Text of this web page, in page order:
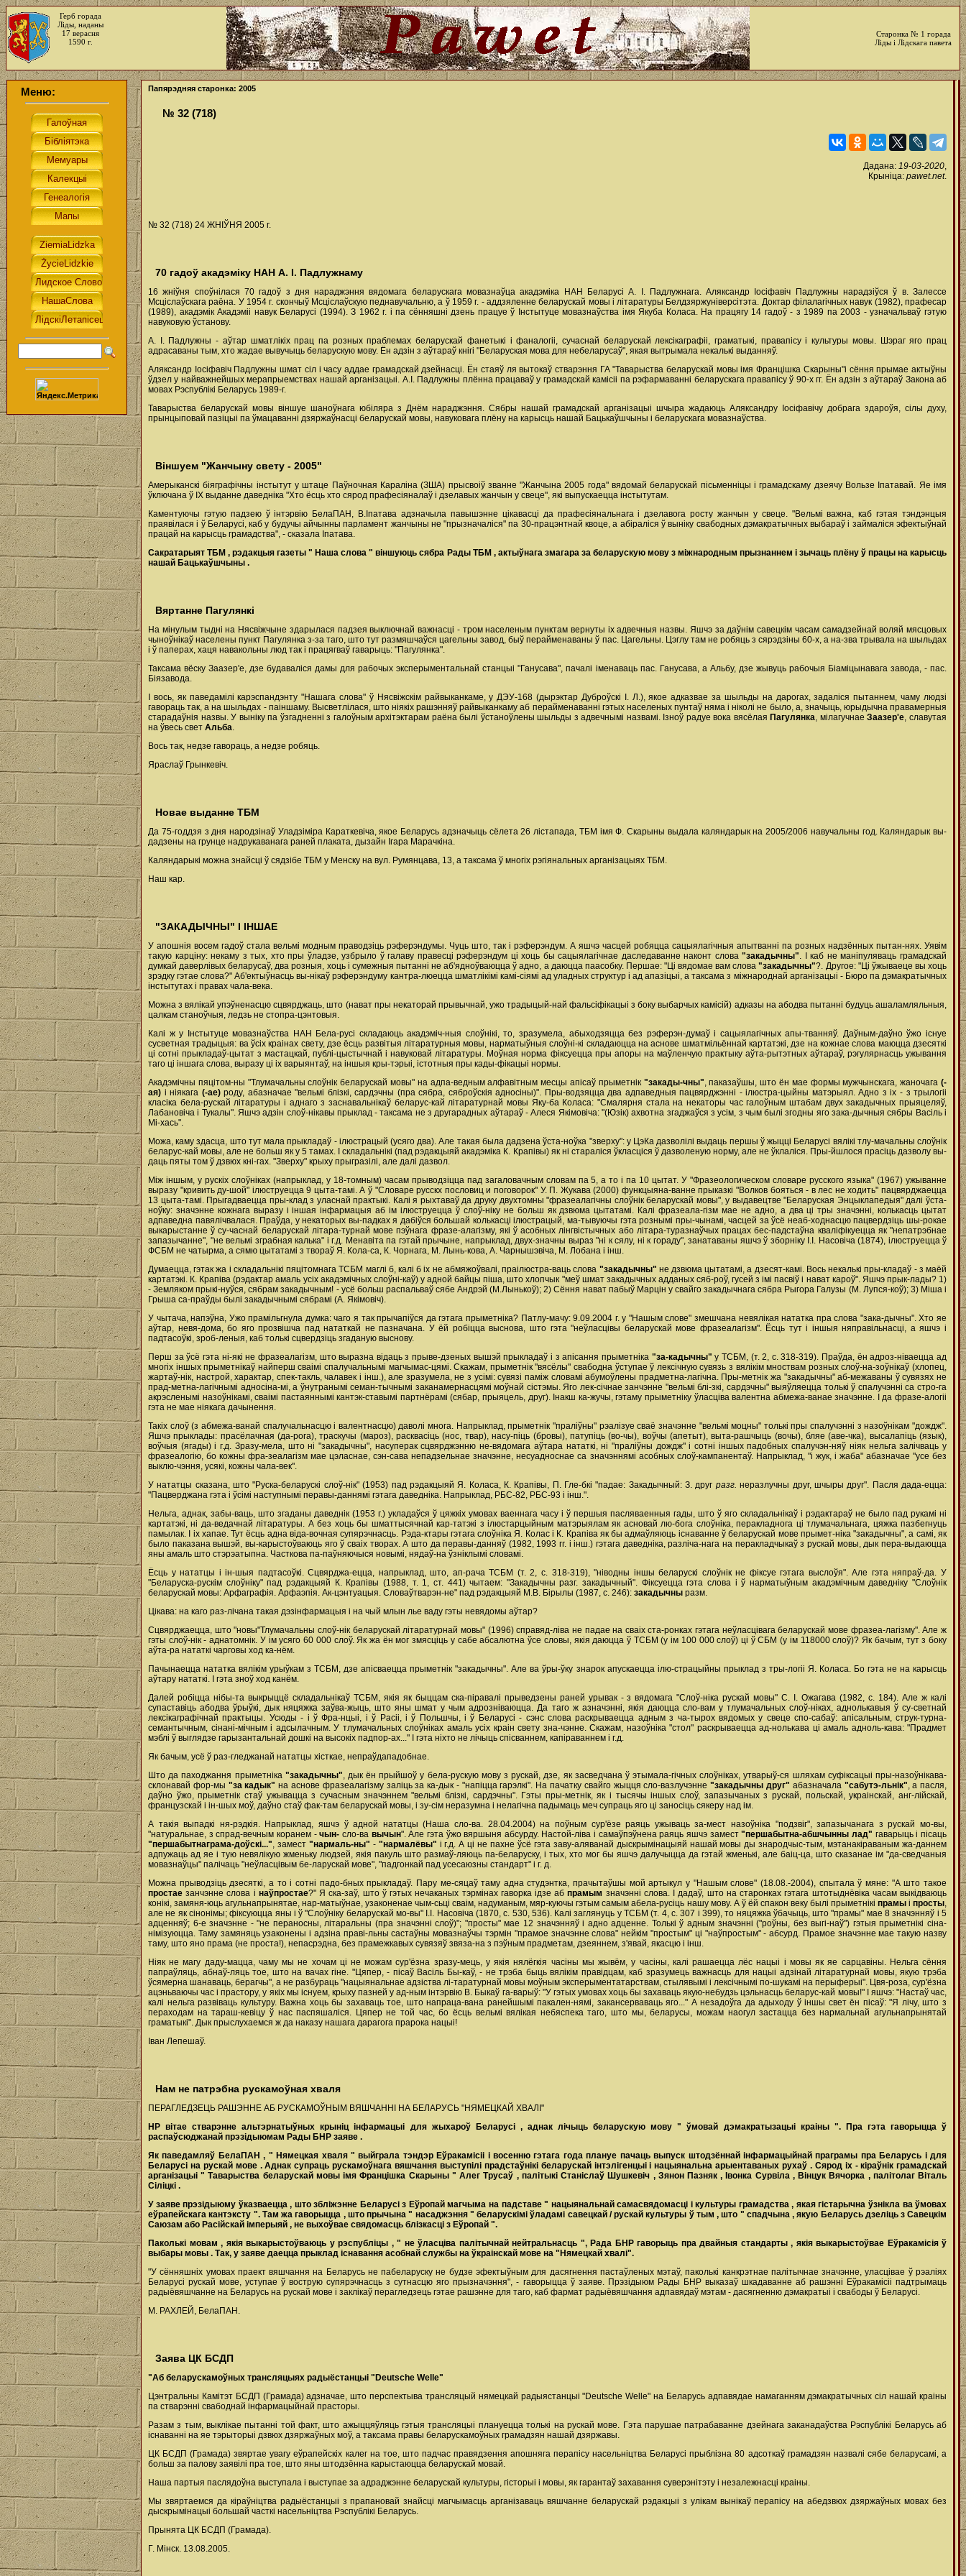
Герб горада
Ліды, наданы
17 верасня
1590 г.
Старонка № 1 горада
Ліды і Лідскага павета
Меню: Папярэдняя старонка: 2005
№ 32 (718)
Дадана: 19-03-2020,
Крыніца: pawet.net.
№ 32 (718) 24 ЖНІЎНЯ 2005 г.
70 гадоў акадэміку НАН А. І. Падлужнаму
16 жніўня споўнілася 70 гадоў з дня нараджэння вядомага беларускага мовазнаўца акадэміка НАН Беларусі А. І. Падлужнага. Аляксандр Іосіфавіч Падлужны нарадзіўся ў в. Залессе
Мсціслаўскага раёна. У 1954 г. скончыў Мсціслаўскую педнавучальню, а ў 1959 г. - аддзяленне беларускай мовы і літаратуры Белдзяржуніверсітэта. Доктар філалагічных навук (1982), прафесар
(1989), акадэмік Акадэміі навук Беларусі (1994). З 1962 г. і па сённяшні дзень працуе ў Інстытуце мовазнаўства імя Якуба Коласа. На працягу 14 гадоў - з 1989 па 2003 - узначальваў гэтую
навуковую ўстанову.
А. І. Падлужны - аўтар шматлікіх прац па розных праблемах беларускай фанетыкі і фаналогіі, сучаснай беларускай лексікаграфіі, граматыкі, правапісу і культуры мовы. Шэраг яго прац
адрасаваны тым, хто жадае вывучыць беларускую мову. Ён адзін з аўтараў кнігі "Беларуская мова для небеларусаў", якая вытрымала некалькі выданняў.
Аляксандр Іосіфавіч Падлужны шмат сіл і часу аддае грамадскай дзейнасці. Ён стаяў ля вытокаў стварэння ГА "Таварыства беларускай мовы імя Францішка Скарыны"і сёння прымае актыўны
ўдзел у найважнейшых мерапрыемствах нашай арганізацыі. А.І. Падлужны плённа працаваў у грамадскай камісіі па рэфармаванні беларускага правапісу ў 90-х гг. Ён адзін з аўтараў Закона аб
мовах Рэспублікі Беларусь 1989-г.
Таварыства беларускай мовы віншуе шаноўнага юбіляра з Днём нараджэння. Сябры нашай грамадскай арганізацыі шчыра жадаюць Аляксандру Іосіфавічу добрага здароўя, сілы духу,
прынцыповай пазіцыі па ўмацаванні дзяржаўнасці беларускай мовы, навуковага плёну на карысць нашай Бацькаўшчыны і беларускага мовазнаўства.
Віншуем "Жанчыну свету - 2005"
Амерыканскі біяграфічны інстытут у штаце Паўночная Караліна (ЗША) прысвоіў званне "Жанчына 2005 года" вядомай беларускай пісьменніцы і грамадскаму дзеячу Вользе Іпатавай. Яе імя
ўключана ў IX выданне даведніка "Хто ёсць хто сярод прафесіяналаў і дзелавых жанчын у свеце", які выпускаецца інстытутам.
Каментуючы гэтую падзею ў інтэрвію БелаПАН, В.Іпатава адзначыла павышэнне цікавасці да прафесіянальнага і дзелавога росту жанчын у свеце. "Вельмі важна, каб гэтая тэндэнцыя
праявілася і ў Беларусі, каб у будучы айчынны парламент жанчыны не "прызначаліся" па 30-працэнтнай квоце, а абіраліся ў выніку свабодных дэмакратычных выбараў і займаліся эфектыўнай
працай на карысць грамадства", - сказала Іпатава.
СакратарыятТБМ ,рэдакцыягазеты" Нашаслова "віншуюцьсябра Рады ТБМ , актыўнага змагара за беларускую мову з міжнародным прызнаннемізычацьплёнуўпрацынакарысць
нашай Бацькаўшчыны .
Вяртанне Пагулянкі
На мінулым тыдні на Нясвіжчыне здарылася падзея выключнай важнасці - тром населеным пунктам вернуты іх адвечныя назвы. Яшчэ за даўнім савецкім часам самадзейнай воляй мясцовых
чыноўнікаў населены пункт Пагулянка з-за таго, што тут размяшчаўся цагельны завод, быў перайменаваны ў пас. Цагельны. Цэглу там не робяць з сярэдзіны 60-х, а на-зва трывала на шыльдах
і ў паперах, хаця навакольны люд так і працягваў гаварыць: "Пагулянка".
Таксама вёску Заазер'е, дзе будаваліся дамы для рабочых эксперыментальнай станцыі "Ганусава", пачалі іменаваць пас. Ганусава, а Альбу, дзе жывуць рабочыя Біаміцынавага завода, - пас.
Біязавода.
І вось, як паведамілі карэспандэнту "Нашага слова" ў Нясвіжскім райвыканкаме, у ДЭУ-168 (дырэктар Дуброўскі І. Л.), якое адказвае за шыльды на дарогах, задаліся пытаннем, чаму людзі
гавораць так, а на шыльдах - паіншаму. Высветлілася, што ніякіх рашэнняў райвыканкаму аб перайменаванні гэтых населеных пунтаў няма і ніколі не было, а, значыць, юрыдычна правамерныя
старадаўнія назвы. У выніку па ўзгадненні з галоўным архітэктарам раёна былі ўстаноўлены шыльды з адвечнымі назвамі. Ізноў радуе вока вясёлая Пагулянка, мілагучнаеЗаазер'е, славутая
на ўвесь свет Альба.
Вось так, недзе гавораць, а недзе робяць.
Яраслаў Грынкевіч.
Новае выданне ТБМ
Да 75-годдзя з дня народзінаў Уладзіміра Караткевіча, якое Беларусь адзначыць сёлета 26 лістапада, ТБМ імя Ф. Скарыны выдала каляндарык на 2005/2006 навучальны год. Каляндарык вы-
дадзены на грунце надрукаванага раней плаката, дызайн Ігара Марачкіна.
Каляндарыкі можна знайсці ў сядзібе ТБМ у Менску на вул. Румянцава, 13, а таксама ў многіх рэгіянальных арганізацыях ТБМ.
Наш кар.
"ЗАКАДЫЧНЫ" І ІНШАЕ
У апошнія восем гадоў стала вельмі модным праводзіць рэферэндумы. Чуць што, так і рэферэндум. А яшчэ часцей робяцца сацыялагічныя апытванні па розных надзённых пытан-нях. Уявім
такую карціну: некаму з тых, хто пры ўладзе, узбрыло ў галаву правесці рэферэндум ці хоць бы сацыялагічнае даследаванне наконт слова"закадычны". І каб не маніпуляваць грамадскай
думкай даверлівых беларусаў, два розныя, хоць і сумежныя пытанні не аб'ядноўваюцца ў адно, а даюцца паасобку. Першае: "Ці вядомае вам слова"закадычны"?. Другое: "Ці ўжываеце вы хоць
зрэдку гэтае слова?" Аб'ектыўнасць вы-нікаў рэферэндуму кантра-люецца шматлікімі камі-сіямі ад уладных структур і ад апазіцыі, а таксама з міжнароднай арганізацыі - Бюро па дэмакратычных
інстытутах і правах чала-века.
Можна з вялікай упэўненасцю сцвярджаць, што (нават пры некаторай прывычнай, ужо традыцый-най фальсіфікацыі з боку выбарчых камісій) адказы на абодва пытанні будуць ашаламляльныя,
цалкам станоўчыя, ледзь не стопра-цэнтовыя.
Калі ж у Інстытуце мовазнаўства НАН Бела-русі складаюць акадэміч-ныя слоўнікі, то, зразумела, абыходзяцца без рэферэн-думаў і сацыялагічных апы-тванняў. Даўным-даўно ўжо існуе
сусветная традыцыя: ва ўсіх краінах свету, дзе ёсць развітыя літаратурныя мовы, нарматыўныя слоўні-кі складаюцца на аснове шматмільённай картатэкі, дзе на кожнае слова маюцца дзесяткі
ці сотні прыкладаў-цытат з мастацкай, публі-цыстычнай і навуковай літаратуры. Моўная норма фіксуецца пры апоры на маўленчую практыку аўта-рытэтных аўтараў, рэгулярнасць ужывання
таго ці іншага слова, выразу ці іх варыянтаў, на іншыя кры-тэрыі, істотныя пры кады-фікацыі нормы.
Акадэмічны пяцітом-ны "Тлумачальны слоўнік беларускай мовы" на адпа-ведным алфавітным месцы апісаў прыметнік "закады-чны", паказаўшы, што ён мае формы мужчынскага, жаночага(-
ая) і ніякага (-ае)роду, абазначае "вельмі блізкі, сардэчны (пра сябра, сяброўскія адносіны)". Пры-водзяцца два адпаведныя пацвярджэнні - ілюстра-цыйны матэрыял. Адно з іх - з трылогіі
класіка бела-рускай літаратуры і аднаго з заснавальнікаў беларус-кай літаратурнай мовы Яку-ба Коласа: "Смалярня стала на некаторы час галоўным штабам двух закадычных прыяцеляў,
Лабановіча і Тукалы". Яшчэ адзін слоў-нікавы прыклад - таксама не з другарадных аўтараў - Алеся Якімовіча: "(Юзік) ахвотна згаджаўся з усім, з чым былі згодны яго зака-дычныя сябры Васіль і
Мі-хась".
Можа, каму здасца, што тут мала прыкладаў - ілюстрацый (усяго два). Але такая была дадзена ўста-ноўка "зверху": у ЦэКа дазволілі выдаць першы ў жыцці Беларусі вялікі тлу-мачальны слоўнік
беларус-кай мовы, але не больш як у 5 тамах. І складальнікі (пад рэдакцыяй акадэміка К. Крапівы) як ні стараліся ўкласціся ў дазволеную норму, але не ўклаліся. Пры-йшлося прасіць дазволу вы-
даць пяты том ў дзвюх кні-гах. "Зверху" крыху прыгразілі, але далі дазвол.
Між іншым, у рускіх слоўніках (напрыклад, у 18-томным) часам прыводзіцца пад загаловачным словам па 5, а то і па 10 цытат. У "Фразеологическом словаре русского языка" (1967) ужыванне
выразу "кривить ду-шой" ілюструецца 9 цыта-тамі. А ў "Словаре русскх пословиц и поговорок" У. П. Жукава (2000) функцыяна-ванне прыказкі "Волков бояться - в лес не ходить" пацвярджаецца
13 цыта-тамі. Прыгадваецца пры-клад з уласнай практыкі. Калі я рыхтаваў да друку двухтомны "фразеалагічны слоўнік беларускай мовы", у выдавецтве "Беларуская Энцыклапедыя" далі ўста-
ноўку: значэнне кожнага выразу і іншая інфармацыя аб ім ілюструецца ў слоў-ніку не больш як дзвюма цытатамі. Калі фразеала-гізм мае не адно, а два ці тры значэнні, колькасць цытат
адпаведна павялічвалася. Праўда, у некаторых вы-падках я дабіўся большай колькасці ілюстрацый, ма-тывуючы гэта рознымі пры-чынамі, часцей за ўсё неаб-ходнасцю пацвердзіць шы-рокае
выкарыстанне ў су-часнай беларускай літара-турнай мове пэўнага фразе-алагізму, які ў асобных лінгвістычных або літара-туразнаўчых працах бес-падстаўна кваліфікуецца як "непатрэбнае
запазычанне", "не вельмі зграбная калька" і г.д. Менавіта па гэтай прычыне, напрыклад, двух-значны выраз "ні к сялу, ні к гораду", занатаваны яшчэ ў зборніку І.І. Насовіча (1874), ілюструецца ў
ФСБМ не чатырма, а сямю цытатамі з твораў Я. Кола-са, К. Чорнага, М. Лынь-кова, А. Чарнышэвіча, М. Лобана і інш.
Думаецца, гэтак жа і складальнікі пяцітомнага ТСБМ маглі б, калі б іх не абмяжоўвалі, праілюстра-ваць слова "закадычны" не дзвюма цытатамі, а дзесят-камі. Вось некалькі пры-кладаў - з маёй
картатэкі. К. Крапіва (рэдактар амаль усіх акадэмічных слоўні-каў) у адной байцы піша, што хлопчык "меў шмат закадычных адданых сяб-роў, гусей з імі пасвіў і нават кароў". Яшчэ прык-лады? 1)
- Земляком прыкі-нуўся, сябрам закадычным! - усё больш распальваў сябе Андрэй (М.Лынькоў); 2) Сёння нават пабыў Марцін у свайго закадычнага сябра Рыгора Галузы (М. Лупся-коў); 3) Міша і
Грыша са-праўды былі закадычнымі сябрамі (А. Якімовіч).
У чытача, напэўна, Ужо прамільгнула думка: чаго я так прычапіўся да гэтага прыметніка? Патлу-мачу: 9.09.2004 г. у "Нашым слове" змешчана невялікая нататка пра слова "зака-дычны". Хто яе
аўтар, невя-дома, бо яго прозвішча пад нататкай не пазначана. У ёй робіцца выснова, што гэта "неўласцівы беларускай мове фразеалагізм". Ёсць тут і іншыя няправільнасці, а яшчэ і
падтасоўкі, зроб-леныя, каб толькі сцвердзіць згаданую выснову.
Перш за ўсё гэта ні-які не фразеалагізм, што выразна відаць з прыве-дзеных вышэй прыкладаў і з апісання прыметніка "за-кадычны"у ТСБМ, (т. 2, с. 318-319). Праўда, ён адроз-ніваецца ад
многіх іншых прыметнікаў найперш сваімі спалучальнымі магчымас-цямі. Скажам, прыметнік "вясёлы" свабодна ўступае ў лексічную сувязь з вялікім мноствам розных слоў-на-зоўнікаў (хлопец,
жартаў-нік, настрой, характар, спек-такль, чалавек і інш.), але зразумела, не з усімі: сувязі паміж словамі абумоўлены прадметна-лагічна. Пры-метнік жа "закадычны" аб-межаваны ў сувязях не
прад-метна-лагічнымі адносіна-мі, а ўнутранымі семан-тычнымі заканамернасцямі моўнай сістэмы. Яго лек-січнае занчэнне "вельмі блі-зкі, сардэчны" выяўляецца толькі ў спалучэнні са стро-га
акрэсленымі назоўнікамі, сваімі пастаяннымі кантэк-ставымі партнёрамі (сябар, прыяцель, друг). Інакш ка-жучы, гэтаму прыметніку ўласціва валентна абмежа-ванае значэнне. І да фразе-алогіі
гэта не мае ніякага дачынення.
Такіх слоў (з абмежа-ванай спалучальнасцю і валентнасцю) даволі многа. Напрыклад, прыметнік "праліўны" рэалізуе сваё значэнне "вельмі моцны" толькі пры спалучэнні з назоўнікам "дождж".
Яшчэ прыклады: прасёлачная (да-рога), траскучы (мароз), расквасіць (нос, твар), насу-піць (бровы), патупіць (во-чы), воўчы (апетыт), выта-рашчыць (вочы), бляе (аве-чка), высалапіць (язык),
воўчыя (ягады) і г.д. Зразу-мела, што ні "закадычны", насуперак сцвярджэнню не-вядомага аўтара нататкі, ні "праліўны дождж" і сотні іншых падобных спалучэн-няў ніяк нельга залічваць у
фразеалогію, бо кожны фра-зеалагізм мае цэласнае, сэн-сава непадзельнае значэнне, несуадноснае са значэннямі асобных слоў-кампанентаў. Напрыклад, "і жук, і жаба" абазначае "усе без
выклю-чэння, усякі, кожны чала-век".
У нататцы сказана, што "Руска-беларускі слоў-нік" (1953) пад рэдакцыяй Я. Коласа, К. Крапівы, П. Гле-бкі "падае: Закадычный: З. друг разг.неразлучны друг, шчыры друг". Пасля дада-ецца:
"Пацверджана гэта і ўсімі наступнымі перавы-даннямі гэтага даведніка. Напрыклад, РБС-82, РБС-93 і інш.".
Нельга, аднак, забы-ваць, што згаданы даведнік (1953 г.) укладаўся ў цяжкіх умовах ваеннага часу і ў першыя пасляваенныя гады, што ў яго складальнікаў і рэдактараў не было пад рукамі ні
картатэкі, ні да-ведачнай літаратуры. А без хоць бы шматтысячнай кар-татэкі з ілюстарцыйным матэрыялам як асновай лю-бога слоўніка, перакладнога ці тлумачальнага, цяжка пазбегнуць
памылак. І іх хапае. Тут ёсць адна віда-вочная супярэчнасць. Рэда-ктары гэтага слоўніка Я. Колас і К. Крапіва як бы адмаўляюць існаванне ў беларускай мове прымет-ніка "закадычны", а самі, як
было паказана вышэй, вы-карыстоўваюць яго ў сваіх творах. А што да перавы-данняў (1982, 1993 гг. і інш.) гэтага даведніка, разліча-нага на перакладчыкаў з рускай мовы, дык пера-выдаюцца
яны амаль што стэрэатыпна. Часткова па-паўняючыся новымі, нядаў-на ўзніклымі словамі.
Ёсць у нататцы і ін-шыя падтасоўкі. Сцвярджа-ецца, напрыклад, што, ап-рача ТСБМ (т. 2, с. 318-319), "ніводны іншы беларускі слоўнік не фіксуе гэтага выслоўя". Але гэта няпраў-да. У
"Беларуска-рускім слоўніку" пад рэдакцыяй К. Крапівы (1988, т. 1, ст. 441) чытаем: "Закадычны разг. закадычный". Фіксуецца гэта слова і ў нарматыўным акадэмічным даведніку "Слоўнік
беларускай мовы: Арфаграфія. Арфаэпія. Ак-цэнтуацыя. Словаўтварэн-не" пад рэдакцыяй М.В. Бірылы (1987, с. 246): закадычны разм.
Цікава: на каго раз-лічана такая дэзінфармацыя і на чый млын лье ваду гэты невядомы аўтар?
Сцвярджаецца, што "новы"Тлумачальны слоў-нік беларускай літаратурнай мовы" (1996) справяд-ліва не падае на сваіх ста-ронках гэтага неўласцівага беларускай мове фразеа-лагізму". Але ж
гэты слоў-нік - аднатомнік. У ім усяго 60 000 слоў. Як жа ён мог змясціць у сабе абсалютна ўсе словы, якія даюцца ў ТСБМ (у ім 100 000 слоў) ці ў СБМ (у ім 118000 слоў)? Як бачым, тут з боку
аўта-ра нататкі чарговы ход ка-нём.
Пачынаецца нататка вялікім урыўкам з ТСБМ, дзе апісваецца прыметнік "закадычны". Але ва ўры-ўку знарок апускаецца ілю-страцыйны прыклад з тры-логіі Я. Коласа. Бо гэта не на карысць
аўтару нататкі. І гэта зноў ход канём.
Далей робіцца нібы-та выкрыццё складальнікаў ТСБМ, якія як быццам ска-піравалі прыведзены раней урывак - з вядомага "Слоў-ніка рускай мовы" С. І. Ожагава (1982, с. 184). Але ж калі
супаставіць абодва ўрыўкі, дык няцяжка заўва-жыць, што яны шмат у чым адрозніваюцца. Да таго ж азначэнні, якія даюцца сло-вам у тлумачальных слоў-ніках, аднолькавыя ў су-светнай
лексікаграфічнай практыцы. Усюды - і ў Фра-нцыі, і ў Расіі, і ў Польшчы, і ў Беларусі - сэнс слова раскрываецца адным з ча-тырох вядомых у свеце спо-сабаў: апісальным, струк-турна-
семантычным, сінані-мічным і адсылачным. У тлумачальных слоўніках амаль усіх краін свету зна-чэнне. Скажам, назоўніка "стол" раскрываецца ад-нолькава ці амаль адноль-кава: "Прадмет
мэблі ў выглядзе гарызантальнай дошкі на высокіх падпор-ах..." І гэта ніхто не лічыць спісваннем, капіраваннем і г.д.
Як бачым, усё ў раз-гледжанай нататцы хісткае, непраўдападобнае.
Што да паходжання прыметніка "закадычны", дык ён прыйшоў у бела-рускую мову з рускай, дзе, як засведчана ў этымала-гічных слоўніках, утварыў-ся шляхам суфіксацыі пры-назоўнікава-
склонавай фор-мы "за кадык"на аснове фразеалагізму заліць за ка-дык - "напіцца гарэлкі". На пачатку свайго жыцця сло-вазлучэнне"закадычны друг" абазначала "сабутэ-льнік", а пасля,
даўно ўжо, прыметнік стаў ужывацца з сучасным значэннем "вельмі блізкі, сардэчны". Гэты пры-метнік, як і тысячы іншых слоў, запазычаных з рускай, польскай, украінскай, анг-лійскай,
французскай і ін-шых моў, даўно стаў фак-там беларускай мовы, і зу-сім неразумна і нелагічна падымаць меч супраць яго ці заносіць сякеру над ім.
А такія выпадкі ня-рэдкія. Напрыклад, яшчэ ў адной нататцы (Наша сло-ва. 28.04.2004) на поўным сур'ёзе раяць ужываць за-мест назоўніка "подзвіг", запазычанага з рускай мо-вы,
"натуральнае, з спрад-вечным коранем -чын- сло-ва вычын". Але гэта ўжо вяршыня абсурду. Настой-ліва і самаўпэўнена раяць яшчэ замест"першабытна-абшчынны лад" гаварыць і пісаць
"першабытнаграма-доўскі...", замест "нармаль-ны" - "нармалёвы" і г.д. А ці не пахне ўсё гэта заву-аляванай дыскрымінацыяй нашай мовы ды знародчыс-тым, мэтанакіраваным жа-даннем
адпужаць ад яе і тую невялікую жменьку людзей, якія пакуль што размаў-ляюць па-беларуску, і тых, хто мог бы яшчэ далучыцца да гэтай жменькі, але баіц-ца, што сказанае ім "да-сведчаныя
мовазнаўцы" палічаць "неўласцівым бе-ларускай мове", "падгонкай пад усесаюзны стандарт" і г. д.
Можна прыводзіць дзесяткі, а то і сотні падо-бных прыкладаў. Пару ме-сяцаў таму адна студэнтка, прачытаўшы мой артыкул у "Нашым слове" (18.08.-2004), спытала ў мяне: "А што такое
простаезанчэнне слова і наўпростае?" Я ска-заў, што ў гэтых нечаканых тэрмінах гаворка ідзе абпрамым значэнні слова. І дадаў, што на старонках гэтага штотыднёвіка часам выкідваюць
конікі, замяня-юць агульнапрынятае, нар-матыўнае, узаконенае чым-сьці сваім, надуманым, мяр-куючы гэтым самым абела-русіць нашу мову. А ў ёй спакон веку былі прыметнікі прамы іпросты,
але не як сінонімы; фіксуюцца яны і ў "Слоўніку беларускай мо-вы" І.І. Насовіча (1870, с. 530, 536). Калі заглянуць у ТСБМ (т. 4, с. 307 і 399), то няцяжка ўбачыць, што "прамы" мае 8 значэнняў і 5
адценняў; 6-е значэнне - "не пераносны, літаральны (пра значэнні слоў)"; "просты" мае 12 значэнняў і адно адценне. Толькі ў адным значэнні ("роўны, без выгі-наў") гэтыя прыметнікі сіна-
німізуюцца. Таму замяняць узаконены і адзіна праві-льны састаўны мовазнаўчы тэрмін "прамое значэнне слова" нейкім "простым" ці "наўпростым" - абсурд. Прамое значэнне мае такую назву
таму, што яно прама (не проста!), непасрэдна, без прамежкавых сувязяў звяза-на з пэўным прадметам, дзеяннем, з'явай, якасцю і інш.
Ніяк не магу даду-мацца, чаму мы не хочам ці не можам сур'ёзна зразу-мець, у якія нялёгкія часіны мы жывём, у часіны, калі рашаецца лёс нацыі і мовы як яе сарцавіны. Нельга сёння
папраўляць, абнаў-ляць тое, што на вачах гіне. "Цяпер, - пісаў Васіль Бы-каў, - не трэба быць вялікім правідцам, каб зразумець важнасць для нацыі адзінай літаратурнай мовы, якую трэба
ўсямерна шанаваць, берагчы", а не разбураць "нацыянальнае адзіства лі-таратурнай мовы моўным эксперыментатарствам, стылявымі і лексічнымі по-шукамі на перыферыі". Цвя-роза, сур'ёзна
ацэньваючы час і прастору, у якіх мы існуем, крыху пазней у ад-ным інтэрвію В. Быкаў га-варыў: "У гэтых умовах хоць бы захаваць якую-небудзь цэльнасць беларус-кай мовы!" І яшчэ: "Настаў час,
калі нельга развіваць культуру. Важна хоць бы захаваць тое, што напраца-вана ранейшымі пакален-нямі, закансерваваць яго..." А незадоўга да адыходу ў іншы свет ён пісаў: "Я лічу, што з
пераходам на тараш-кевіцу ў нас паспяшаліся. Цяпер не той час, бо ёсць вельмі вялікая небяспека таго, што мы, беларусы, можам наогул застацца без нармальнай агульнапрынятай
граматыкі". Дык прыслухаемся ж да наказу нашага дарагога прарока нацыі!
Іван Лепешаў.
Нам не патрэбна рускамоўная хваля
ПЕРАГЛЕДЗЕЦЬ РАШЭННЕ АБ РУСКАМОЎНЫМ ВЯШЧАННІ НА БЕЛАРУСЬ "НЯМЕЦКАЙ ХВАЛІ"
НРвітаестварэннеальтэрнатыўныхкрыніцінфармацыі для жыхароў Беларусі , аднаклічыцьбеларускуюмову" ўмовай дэмакратызацыі краіны ". Пра гэта гаворыццаў
распаўсюджанай прэзідыюмам Рады БНР заяве .
Якпаведамляў БелаПАН , " Нямецкая хваля "выйграла тэндэр Еўракамісіі івосеннюгэтага годаплануе пачацьвыпуск штодзённайінфармацыйнайпраграмы пра Беларусь ідля
Беларусі на рускай мове .Аднаксупрацьрускамоўнага вяшчання выступілі прадстаўнікі беларускай інтэлігенцыіінацыянальнаарыентаваных рухаў . Сярод іх -кіраўнікграмадскай
арганізацыі" Таварыства беларускай мовыімяФранцішка Скарыны "АлегТрусаў , палітыкіСтаніслаў Шушкевіч , Зянон Пазняк , Івонка Сурвіла , Вінцук Вячорка , палітолаг Віталь
Сіліцкі .
У заявепрэзідыюму ўказваецца , штозбліжэнне Беларусіз Еўропаймагчымана падставе" нацыянальнайсамасвядомасці ікультуры грамадства , якаягістарычнаўзнікла ваўмовах
еўрапейскагакантэксту ". Там жагаворыцца , што прычына" насаджэння " беларускіміўладамі савецкай / рускайкультуры ў тым ,што " спадчына ,якую Беларусь дзеліць зСавецкім
Саюзам або Расійскай імперыяй , не выхоўвае свядомасць блізкасці з Еўропай ".
Паколькі мовам , якія выкарыстоўваюць у рэспубліцы , " не ўласціва палітычнай нейтральнасць ", Рада БНР гаворыць пра двайныя стандарты , якія выкарыстоўвае Еўракамісія ў
выбары мовы . Так, у заяве даецца прыклад існавання асобнай службы на ўкраінскай мове на "Нямецкай хвалі".
"У сённяшніх умовах праект вяшчання на Беларусь не пабеларуску не будзе эфектыўным для дасягнення пастаўленых мэтаў, паколькі канкрэтнае палітычнае значэнне, уласцівае ў рэаліях
Беларусі рускай мове, уступае ў вострую супярэчнасць з сутнасцю яго прызначэння", - гаворыцца ў заяве. Прэзідыюм Рады БНР выказаў шкадаванне аб рашэнні Еўракамісіі падтрымаць
радыёвяшчанне на Беларусь на рускай мове і заклікаў перагледзець гэтае рашэнне для таго, каб фармат радыёвяшчання адпавядаў мэтам - дасягненню дэмакратыі і свабоды ў Беларусі.
М. РАХЛЕЙ, БелаПАН.
Заява ЦК БСДП
"Аб беларускамоўных трансляцыях радыёстанцыі "Deutsche Welle"
Цэнтральны Камітэт БСДП (Грамада) адзначае, што перспектыва трансляцый нямецкай радыястанцыі "Deutsche Welle" на Беларусь адпавядае намаганням дэмакратычных сіл нашай краіны
па стварэнні свабоднай інфармацыйнай прасторы.
Разам з тым, выклікае пытанні той факт, што ажыццяўляць гэтыя трансляцыі плануецца толькі на рускай мове. Гэта парушае патрабаванне дзейнага заканадаўства Рэспублікі Беларусь аб
існаванні на яе тэрыторыі дзвюх дзяржаўных моў, а таксама правы беларускамоўных грамадзян нашай дзяржавы.
ЦК БСДП (Грамада) звяртае увагу еўрапейскіх калег на тое, што падчас правядзення апошняга перапісу насельніцтва Беларусі прыблізна 80 адсоткаў грамадзян назвалі сябе беларусамі, а
больш за палову заявілі пра тое, што яны штодзённа карыстаюцца беларускай мовай.
Наша партыя паслядоўна выступала і выступае за адраджэнне беларускай культуры, гісторыі і мовы, як гарантаў захавання суверэнітэту і незалежнасці краіны.
Мы звяртаемся да кіраўніцтва радыёстанцыі з прапановай знайсці магчымасць арганізаваць вяшчанне беларускай рэдакцыі з улікам вынікаў перапісу на абедзвюх дзяржаўных мовах без
дыскрымінацыі большай часткі насельніцтва Рэспублікі Беларусь.
Прынята ЦК БСДП (Грамада).
Г. Мінск. 13.08.2005.